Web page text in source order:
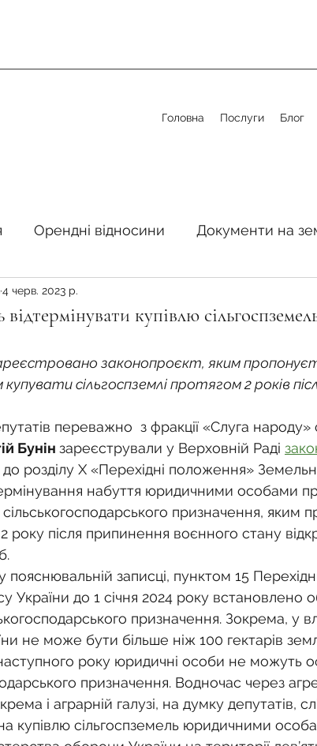
Головна Послуги Блог
Орендні відносини Документи на
земельної сфери Органи
Спадкування земельної ділянки
Земельні питання
Суд Будівництво
земельних прав Юридичні
купівлю
4 черв. 2023 р.
законопроєкт, яким
сільгоспземлі протягом 2 років
переважно  з фракції «Слуга народу»
Бунін зареєстрували у Верховній Раді
розділу X «Перехідні положення»
набуття юридичними особами
призначення, яким
року після припинення воєнного стану
пояснювальній записці, пунктом 15
України до 1 січня 2024 року
призначення. Зокрема, у
не може бути більше ніж 100 гектарів
року юридичні особи не можуть
призначення. Водночас через
і аграрній галузі, на думку депутатів,
купівлю сільгоспземель юридичними